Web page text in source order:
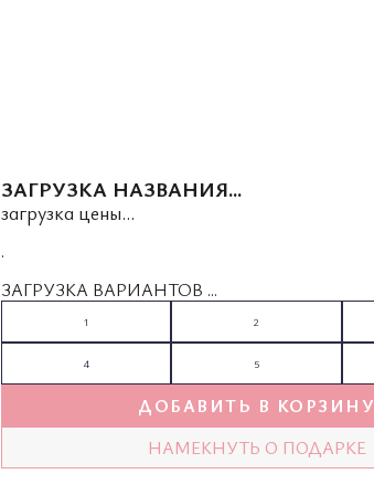
ЗАГРУЗКА НАЗВАНИЯ...
загрузка цены...
.
ЗАГРУЗКА ВАРИАНТОВ ...
1 2
4 5
ДОБАВИТЬ В КОРЗИНУ
НАМЕКНУТЬ О ПОДАРКЕ